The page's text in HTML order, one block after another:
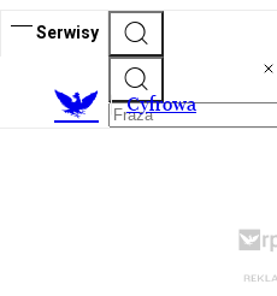
Serwisy
Cyfrowa